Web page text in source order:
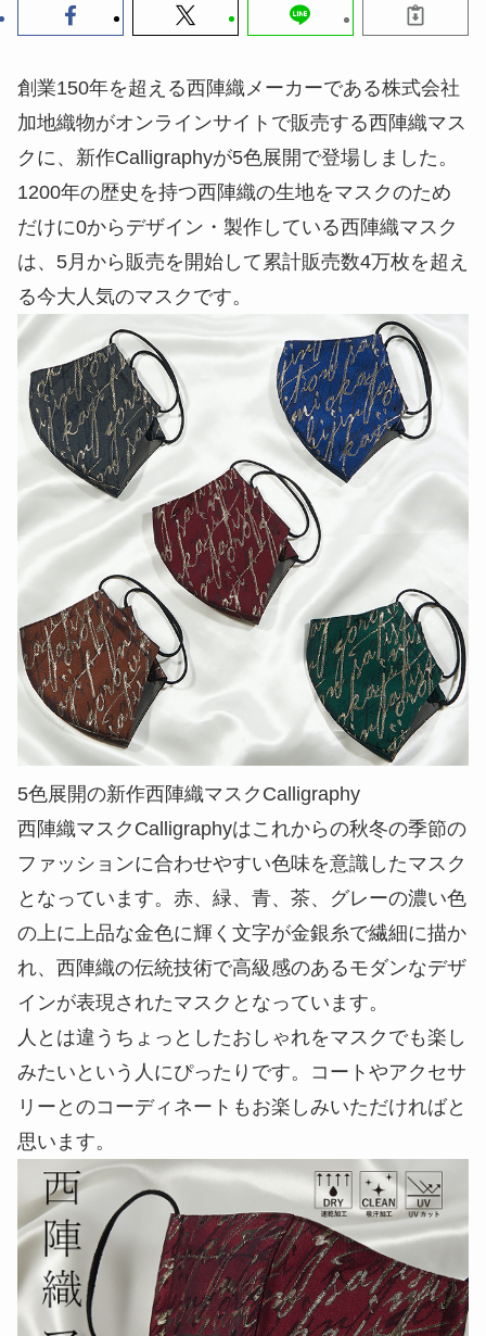
創業150年を超える西陣織メーカーである株式会社
加地織物がオンラインサイトで販売する西陣織マス
クに、新作Calligraphyが5色展開で登場しました。
1200年の歴史を持つ西陣織の生地をマスクのため
だけに0からデザイン・製作している西陣織マスク
は、5月から販売を開始して累計販売数4万枚を超え
る今大人気のマスクです。
5色展開の新作西陣織マスクCalligraphy
西陣織マスクCalligraphyはこれからの秋冬の季節の
ファッションに合わせやすい色味を意識したマスク
となっています。赤、緑、青、茶、グレーの濃い色
の上に上品な金色に輝く文字が金銀糸で繊細に描か
れ、西陣織の伝統技術で高級感のあるモダンなデザ
インが表現されたマスクとなっています。
人とは違うちょっとしたおしゃれをマスクでも楽し
みたいという人にぴったりです。コートやアクセサ
リーとのコーディネートもお楽しみいただければと
思います。